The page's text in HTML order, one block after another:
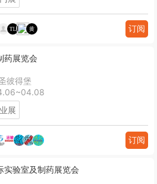
订阅
药展览会
彼得堡
展
订阅
实验室及制药展览会